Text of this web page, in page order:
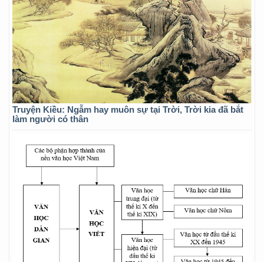
Truyện Kiều: Ngẫm hay muôn sự tại Trời, Trời kia đã bắt
làm người có thân